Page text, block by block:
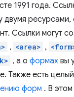
1991 года.
двумя ресурсами,
Ссылки могут
, <area> ,
, а о формах вы
Также есть целый
форм . В